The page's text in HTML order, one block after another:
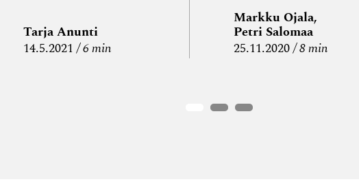
Tarja Anunti
14.5.2021
6 min
Markku Ojala,
Petri Salomaa
25.11.2020 8 min